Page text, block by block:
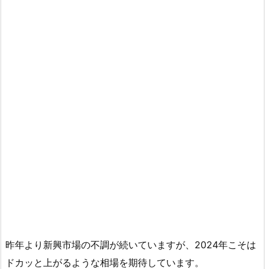
昨年より新興市場の不調が続いていますが、2024年こそは
ドカッと上がるような相場を期待しています。